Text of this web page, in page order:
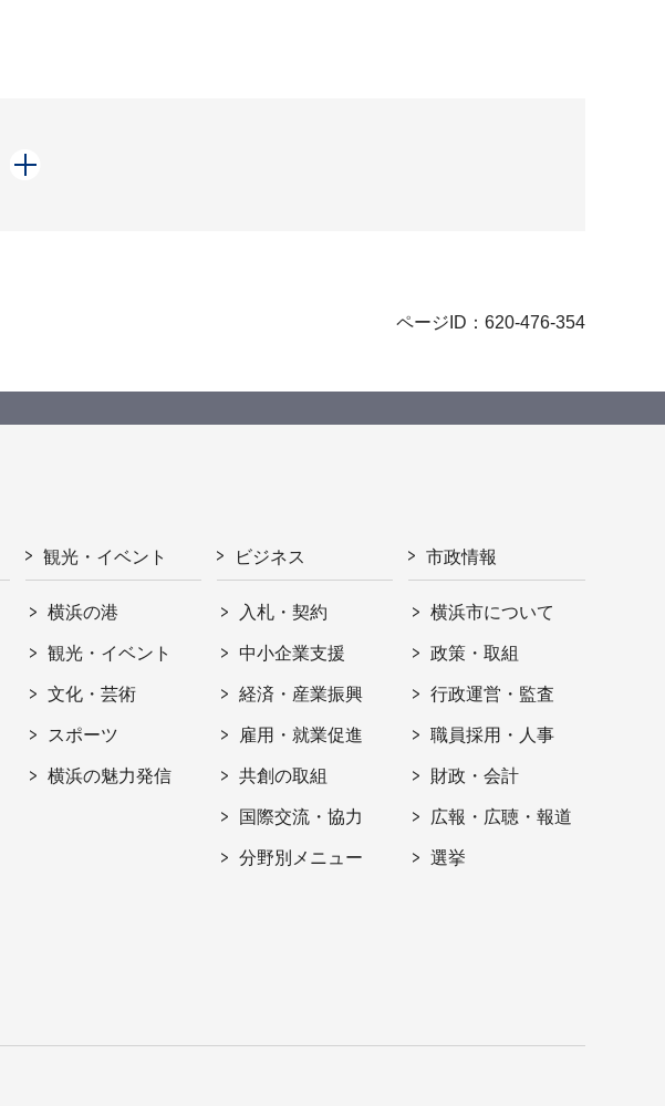
ページID：620-476-354
観光・イベント
横浜の港
観光・イベント
文化・芸術
スポーツ
横浜の魅力発信
ビジネス
入札・契約
中小企業支援
経済・産業振興
雇用・就業促進
共創の取組
国際交流・協力
分野別メニュー
市政情報
横浜市について
政策・取組
行政運営・監査
職員採用・人事
財政・会計
広報・広聴・報道
選挙